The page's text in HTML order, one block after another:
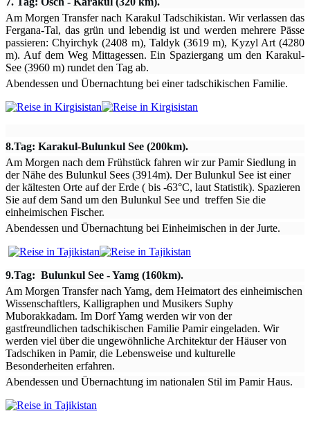
Am Morgen Transfer nach Karakul Tadschikistan. Wir verlassen das
Fergana-Tal, das grün und lebendig ist und werden mehrere Pässe
passieren: Chyirchyk (2408 m), Taldyk (3619 m), Kyzyl Art (4280
m). Auf dem Weg Mittagessen. Ein Spaziergang um den Karakul-
See (3960 m) rundet den Tag ab.
Abendessen und Übernachtung bei einer tadschikischen Familie.
8.Tag: Karakul-Bulunkul See (200km).
Am Morgen nach dem Frühstück fahren wir zur Pamir Siedlung in
der Nähe des Bulunkul Sees (3914m). Der Bulunkul See ist einer
der kältesten Orte auf der Erde ( bis -63°C, laut Statistik). Spazieren
Sie auf dem Sand um den Bulunkul See und treffen Sie die
einheimischen Fischer.
Abendessen und Übernachtung bei Einheimischen in der Jurte.
9.Tag: Bulunkul See - Yamg (160km).
Am Morgen Transfer nach Yamg, dem Heimatort des einheimischen
Wissenschaftlers, Kalligraphen und Musikers Suphy
Muborakkadam. Im Dorf Yamg werden wir von der
gastfreundlichen tadschikischen Familie Pamir eingeladen. Wir
werden viel über die ungewöhnliche Architektur der Häuser von
Tadschiken in Pamir, die Lebensweise und kulturelle
Besonderheiten erfahren.
Abendessen und Übernachtung im nationalen Stil im Pamir Haus.